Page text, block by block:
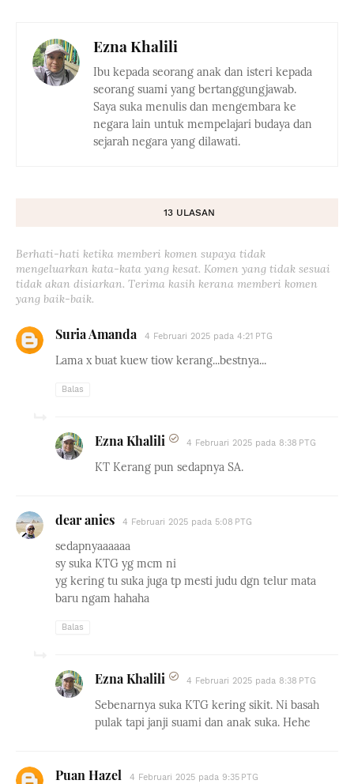
Ezna Khalili
Ibu kepada seorang anak dan isteri kepada
seorang suami yang bertanggungjawab.
Saya suka menulis dan mengembara ke
negara lain untuk mempelajari budaya dan
sejarah negara yang dilawati.
13 ULASAN
Berhati-hati ketika memberi komen supaya tidak
mengeluarkan kata-kata yang kesat. Komen yang tidak sesuai
tidak akan disiarkan. Terima kasih kerana memberi komen
yang baik-baik.
Suria Amanda 4 Februari 2025 pada 4:21 PTG
Lama x buat kuew tiow kerang...bestnya...
Balas
Ezna Khalili 4 Februari 2025 pada 8:38 PTG
KT Kerang pun sedapnya SA.
dear anies 4 Februari 2025 pada 5:08 PTG
sedapnyaaaaaa
sy suka KTG yg mcm ni
yg kering tu suka juga tp mesti judu dgn telur mata
baru ngam hahaha
Balas
Ezna Khalili 4 Februari 2025 pada 8:38 PTG
Sebenarnya suka KTG kering sikit. Ni basah
pulak tapi janji suami dan anak suka. Hehe
Puan Hazel 4 Februari 2025 pada 9:35 PTG